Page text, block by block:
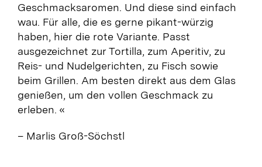
Geschmacksaromen. Und diese sind einfach
wau. Für alle, die es gerne pikant-würzig
haben, hier die rote Variante. Passt
ausgezeichnet zur Tortilla, zum Aperitiv, zu
Reis- und Nudelgerichten, zu Fisch sowie
beim Grillen. Am besten direkt aus dem Glas
genießen, um den vollen Geschmack zu
erleben. «
– Marlis Groß-Söchstl